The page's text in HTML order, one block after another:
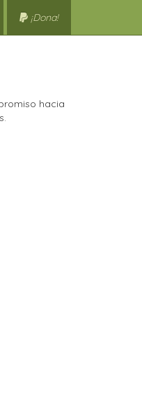
¡Dona!
hacia